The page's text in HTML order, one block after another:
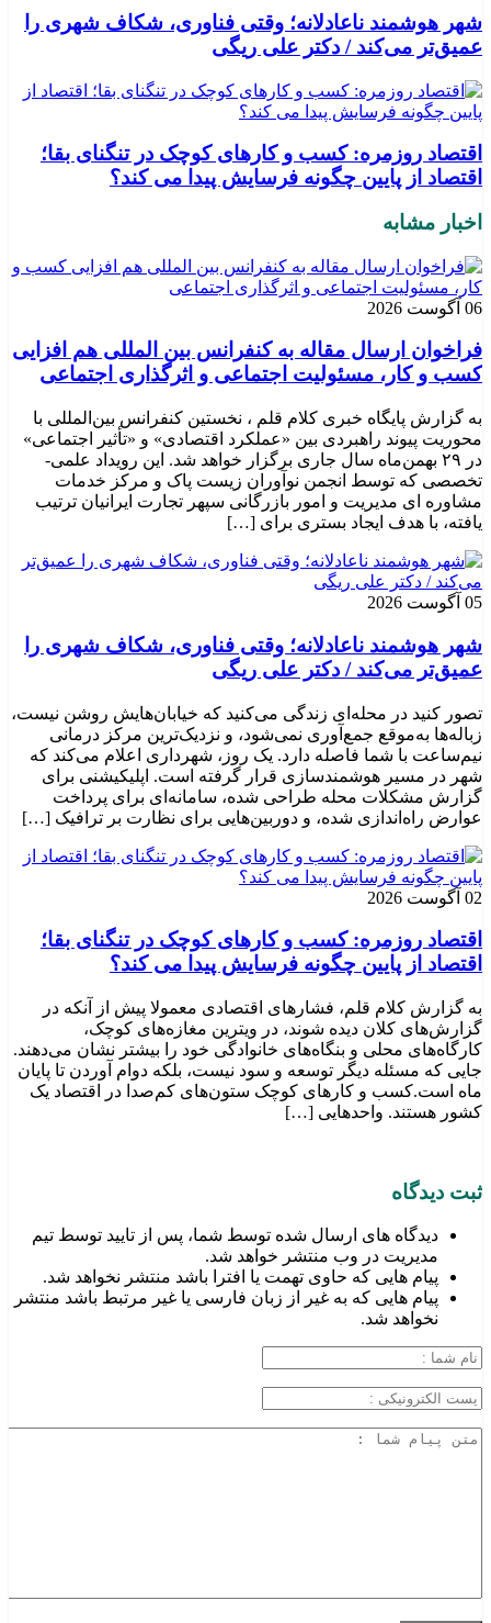
شهر هوشمند ناعادلانه؛ وقتی فناوری، شکاف شهری را
عمیق‌تر می‌کند / دکتر علی ریگی
اقتصاد روزمره: کسب‌ و کارهای کوچک در تنگنای بقا؛
اقتصاد از پایین چگونه فرسایش پیدا می کند؟
اخبار مشابه
06 آگوست 2026
فراخوان ارسال مقاله به کنفرانس بین المللی هم افزایی
کسب و کار، مسئولیت اجتماعی و اثرگذاری اجتماعی
به گزارش پایگاه خبری کلام قلم ، نخستین کنفرانس بین‌المللی با
محوریت پیوند راهبردی بین «عملکرد اقتصادی» و «تأثیر اجتماعی»
در ۲۹ بهمن‌ماه سال جاری برگزار خواهد شد. این رویداد علمی-
تخصصی که توسط انجمن نوآوران زیست پاک و مرکز خدمات
مشاوره ای مدیریت و امور بازرگانی سپهر تجارت ایرانیان ترتیب
یافته، با هدف ایجاد بستری برای […]
05 آگوست 2026
شهر هوشمند ناعادلانه؛ وقتی فناوری، شکاف شهری را
عمیق‌تر می‌کند / دکتر علی ریگی
تصور کنید در محله‌ای زندگی می‌کنید که خیابان‌هایش روشن نیست،
زباله‌ها به‌موقع جمع‌آوری نمی‌شود، و نزدیک‌ترین مرکز درمانی
نیم‌ساعت با شما فاصله دارد. یک روز، شهرداری اعلام می‌کند که
شهر در مسیر هوشمندسازی قرار گرفته است. اپلیکیشنی برای
گزارش مشکلات محله طراحی شده، سامانه‌ای برای پرداخت
عوارض راه‌اندازی شده، و دوربین‌هایی برای نظارت بر ترافیک […]
02 آگوست 2026
اقتصاد روزمره: کسب‌ و کارهای کوچک در تنگنای بقا؛
اقتصاد از پایین چگونه فرسایش پیدا می کند؟
به گزارش کلام قلم، فشارهای اقتصادی معمولا پیش از آنکه در
گزارش‌های کلان دیده شوند، در ویترین مغازه‌های کوچک،
کارگاه‌های محلی و بنگاه‌های خانوادگی خود را بیشتر نشان می‌دهند.
جایی که مسئله دیگر توسعه و سود نیست، بلکه دوام آوردن تا پایان
ماه است.کسب‌ و کارهای کوچک ستون‌های کم‌صدا در اقتصاد یک
کشور هستند. واحدهایی […]
ثبت دیدگاه
دیدگاه های ارسال شده توسط شما، پس از تایید توسط تیم
مدیریت در وب منتشر خواهد شد.
پیام هایی که حاوی تهمت یا افترا باشد منتشر نخواهد شد.
پیام هایی که به غیر از زبان فارسی یا غیر مرتبط باشد منتشر
نخواهد شد.